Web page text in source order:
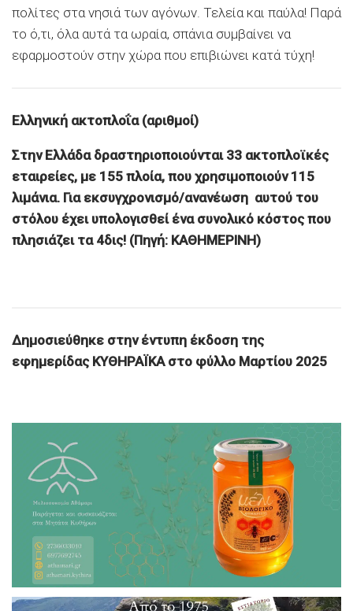
πολίτες στα νησιά των αγόνων. Τελεία και παύλα! Παρά
το ό,τι, όλα αυτά τα ωραία, σπάνια συμβαίνει να
εφαρμοστούν στην χώρα που επιβιώνει κατά τύχη!
Ελληνική ακτοπλοΐα (αριθμοί)
Στην Ελλάδα δραστηριοποιούνται 33 ακτοπλοϊκές
εταιρείες, με 155 πλοία, που χρησιμοποιούν 115
λιμάνια. Για εκσυγχρονισμό/ανανέωση αυτού του
στόλου έχει υπολογισθεί ένα συνολικό κόστος που
πλησιάζει τα 4δις! (Πηγή: ΚΑΘΗΜΕΡΙΝΗ)
Δημοσιεύθηκε στην έντυπη έκδοση της
εφημερίδας ΚΥΘΗΡΑΪΚΑ στο φύλλο Μαρτίου 2025